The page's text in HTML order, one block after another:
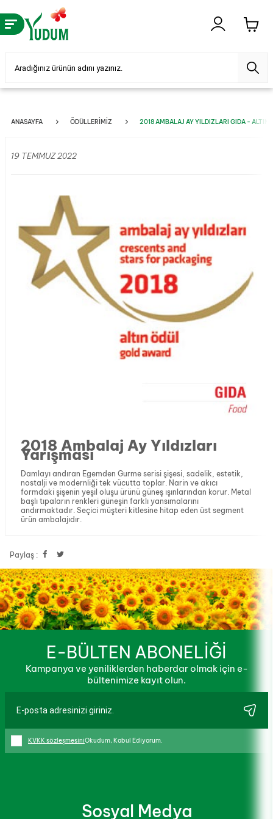
ANASAYFA ÖDÜLLERIMIZ 2018 AMBALAJ AY YILDIZLARI GIDA - ALTIN
19 TEMMUZ 2022
2018 Ambalaj Ay Yıldızları
Yarışması
Damlayı andıran Egemden Gurme serisi şişesi, sadelik, estetik,
nostalji ve modernliği tek vücutta toplar. Narin ve akıcı
formdaki şişenin yeşil oluşu ürünü güneş ışınlarından korur. Metal
başlı tıpaların renkleri güneşin farklı yansımalarını
andırmaktadır. Seçici müşteri kitlesine hitap eden üst segment
ürün ambalajıdır.
Paylaş :
E-BÜLTEN ABONELİĞİ
Kampanya ve yeniliklerden haberdar olmak için e-
bültenimize kayıt olun.
KVKK sözleşmesiniOkudum, Kabul Ediyorum.
Sosyal Medya